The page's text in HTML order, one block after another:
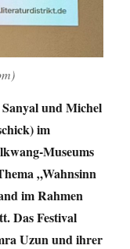
und Michel
im
Museums
„Wahnsinn
im Rahmen
Das Festival
Uzun und ihrer